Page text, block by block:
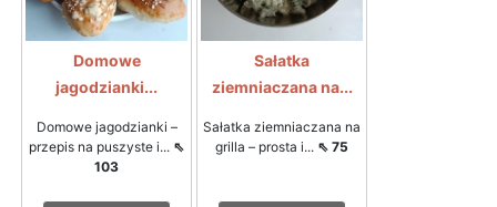
Domowe
jagodzianki...
Domowe jagodzianki –
przepis na puszyste i... ⇖
103
Sałatka
ziemniaczana na...
Sałatka ziemniaczana na
grilla – prosta i... ⇖ 75